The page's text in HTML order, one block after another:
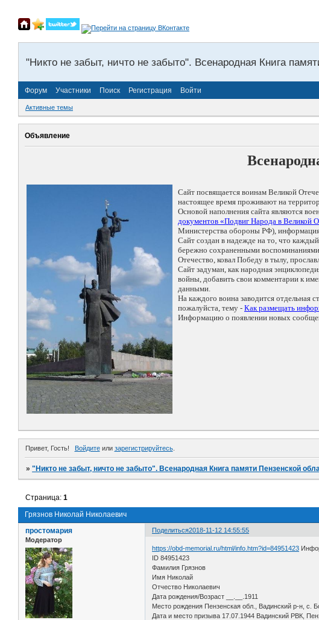
"Никто не забыт, ничто не забыто". Всенародная Книга
Форум Участники Поиск Регистрация Войти
Активные темы
Объявление
Сайт посвящается воинам Великой
настоящее время проживают на
Основой наполнения сайта являются
документов «Подвиг Народа в Великой
Министерства обороны РФ),
Сайт создан в надежде на то, что
бережно сохраненными
Отечество, ковал Победу в тылу,
Сайт задуман, как народная
войны, добавить свои комментарии к
данными.
На каждого воина заводится отдельная
пожалуйста, тему - Как размещать
Информацию о появлении новых
Привет, Гость! Войдитеили зарегистрируйтесь.
»"Никто не забыт, ничто не забыто". Всенародная Книга памяти Пензенской
Грязнов Николай Николаевич
Страница:1
Поделиться2018-11-12 14:55:55
простомария
Модератор
https://obd-memorial.ru/html/info.htm?id=84951423
ID 84951423
Фамилия Грязнов
Имя Николай
Отчество Николаевич
Дата рождения/Возраст __.__.1911
Место рождения Пензенская обл., Вадинский р-н, с.
Дата и место призыва 17.07.1944 Вадинский РВК,